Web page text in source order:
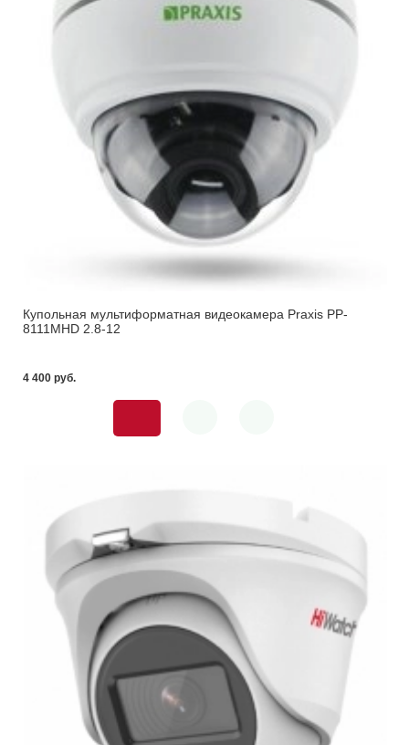
Купольная мультиформатная видеокамера Praxis PP-
8111MHD 2.8-12
4 400 pуб.